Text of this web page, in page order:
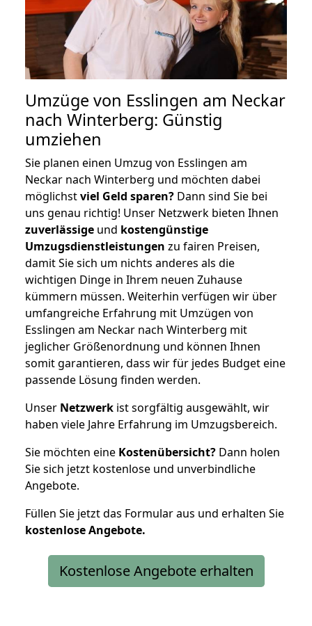
Umzüge von Esslingen am Neckar
nach Winterberg: Günstig
umziehen
Sie planen einen Umzug von Esslingen am
Neckar nach Winterberg und möchten dabei
möglichstviel Geld sparen? Dann sind Sie bei
uns genau richtig! Unser Netzwerk bieten Ihnen
zuverlässige und kostengünstige
Umzugsdienstleistungen zu fairen Preisen,
damit Sie sich um nichts anderes als die
wichtigen Dinge in Ihrem neuen Zuhause
kümmern müssen. Weiterhin verfügen wir über
umfangreiche Erfahrung mit Umzügen von
Esslingen am Neckar nach Winterberg mit
jeglicher Größenordnung und können Ihnen
somit garantieren, dass wir für jedes Budget eine
passende Lösung finden werden.
Unser Netzwerk ist sorgfältig ausgewählt, wir
haben viele Jahre Erfahrung im Umzugsbereich.
Sie möchten eine Kostenübersicht? Dann holen
Sie sich jetzt kostenlose und unverbindliche
Angebote.
Füllen Sie jetzt das Formular aus und erhalten Sie
kostenloseAngebote.
Kostenlose Angebote erhalten